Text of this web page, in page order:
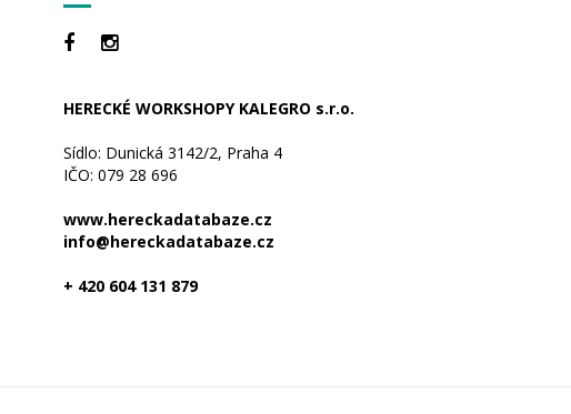
HERECKÉ WORKSHOPY KALEGRO s.r.o.
Sídlo: Dunická 3142/2, Praha 4
IČO: 079 28 696
www.hereckadatabaze.cz
info@hereckadatabaze.cz
+ 420 604 131 879